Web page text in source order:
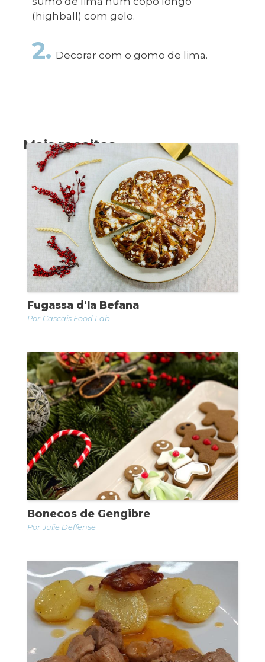
(highball) com gelo.
2. Decorar com o gomo de lima.
Mais receitas
Fugassa d'la Befana
Cascais Food Lab
Bonecos de Gengibre
Julie Deffense